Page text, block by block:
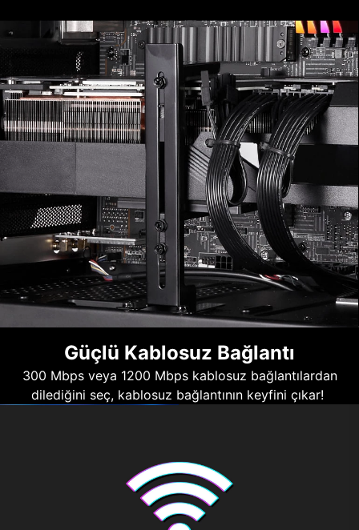
Güçlü Kablosuz Bağlantı
300 Mbps veya 1200 Mbps kablosuz bağlantılardan
dilediğini seç, kablosuz bağlantının keyfini çıkar!